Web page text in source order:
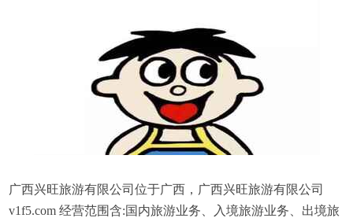
广西兴旺旅游有限公司位于广西，广西兴旺旅游有限公司
v1f5.com 经营范围含:国内旅游业务、入境旅游业务、出境旅